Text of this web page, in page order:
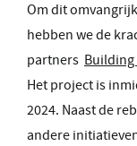
Om dit
hebben we de
partners Building
Het project is
2024. Naast de
andere